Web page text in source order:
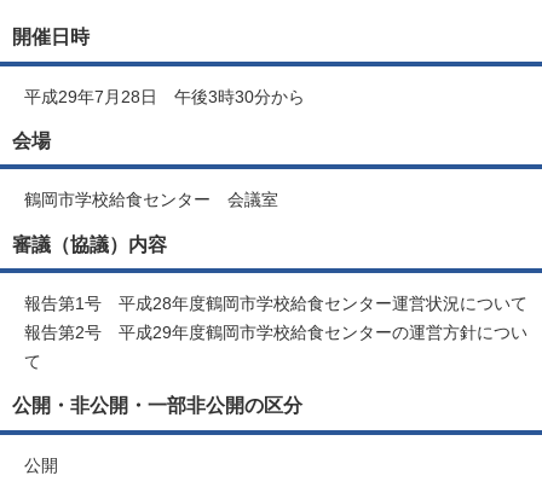
開催日時
平成29年7月28日 午後3時30分から
会場
鶴岡市学校給食センター 会議室
審議（協議）内容
報告第1号 平成28年度鶴岡市学校給食センター運営状況について
報告第2号 平成29年度鶴岡市学校給食センターの運営方針につい
て
公開・非公開・一部非公開の区分
公開